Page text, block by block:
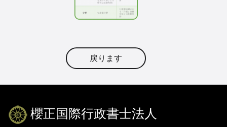
戻ります
櫻正国際行政書士法人